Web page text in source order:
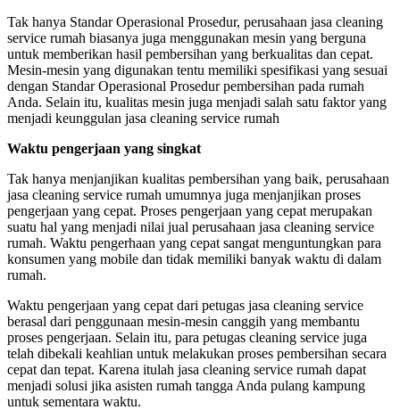
Tak hanya Standar Operasional Prosedur, perusahaan jasa cleaning
service rumah biasanya juga menggunakan mesin yang berguna
untuk memberikan hasil pembersihan yang berkualitas dan cepat.
Mesin-mesin yang digunakan tentu memiliki spesifikasi yang sesuai
dengan Standar Operasional Prosedur pembersihan pada rumah
Anda. Selain itu, kualitas mesin juga menjadi salah satu faktor yang
menjadi keunggulan jasa cleaning service rumah
Waktu pengerjaan yang singkat
Tak hanya menjanjikan kualitas pembersihan yang baik, perusahaan
jasa cleaning service rumah umumnya juga menjanjikan proses
pengerjaan yang cepat. Proses pengerjaan yang cepat merupakan
suatu hal yang menjadi nilai jual perusahaan jasa cleaning service
rumah. Waktu pengerhaan yang cepat sangat menguntungkan para
konsumen yang mobile dan tidak memiliki banyak waktu di dalam
rumah.
Waktu pengerjaan yang cepat dari petugas jasa cleaning service
berasal dari penggunaan mesin-mesin canggih yang membantu
proses pengerjaan. Selain itu, para petugas cleaning service juga
telah dibekali keahlian untuk melakukan proses pembersihan secara
cepat dan tepat. Karena itulah jasa cleaning service rumah dapat
menjadi solusi jika asisten rumah tangga Anda pulang kampung
untuk sementara waktu.